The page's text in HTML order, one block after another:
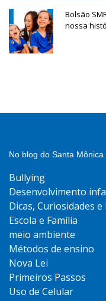
Bolsão
nossa
No blog do Santa
Bullying
Desenvolvimento
Dicas, Curiosidades e
Escola e Família
meio ambiente
Métodos de ensino
Nova Lei
Primeiros Passos
Uso de Celular